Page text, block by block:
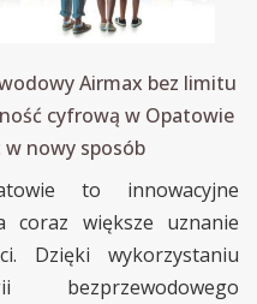
Airmax bez limitu
cyfrową w Opatowie
w nowy sposób
to innowacyjne
coraz większe uznanie
Dzięki wykorzystaniu
bezprzewodowego